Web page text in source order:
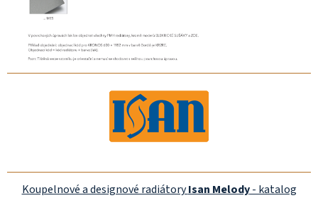
Koupelnové a designové radiátoryIsan Melody- katalog